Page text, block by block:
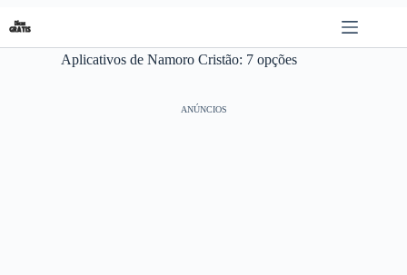
para
o
Aplicativos de Namoro Cristão: 7 opções
ANÚNCIOS